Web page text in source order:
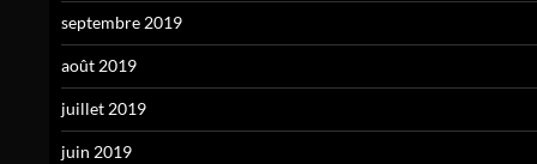
septembre 2019
août 2019
juillet 2019
juin 2019